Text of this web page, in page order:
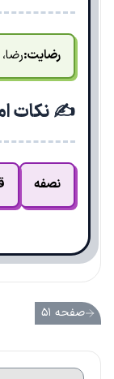
رضایت:
✍️ نکات
نصفه
صفحه ۵۱